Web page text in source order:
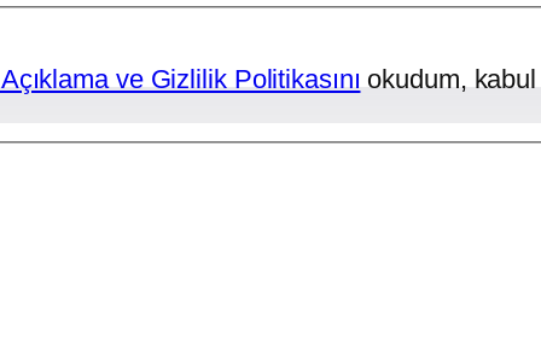
ve Gizlilik Politikasını okudum,